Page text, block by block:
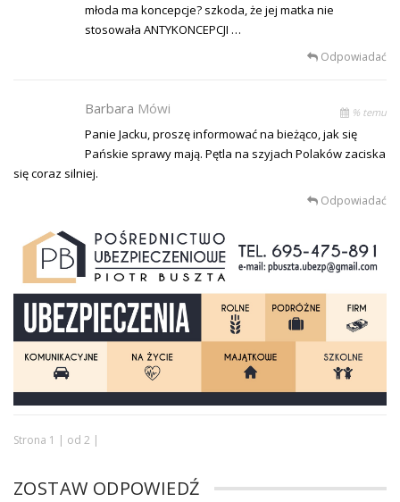
młoda ma koncepcje? szkoda, że jej matka nie
stosowała ANTYKONCEPCJI …
Odpowiadać
Barbara Mówi % temu
Panie Jacku, proszę informować na bieżąco, jak się
Pańskie sprawy mają. Pętla na szyjach Polaków zaciska
się coraz silniej.
Odpowiadać
Strona 1 | od 2 |
ZOSTAW ODPOWIEDŹ